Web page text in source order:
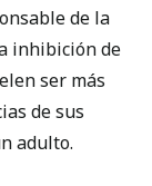
de la
inhibición de
ser más
de sus
adulto.